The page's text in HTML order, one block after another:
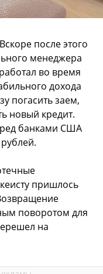
после этого
менеджера
во время
дохода
погасить заем,
новый кредит.
банками США
пришлось
поворотом для
на